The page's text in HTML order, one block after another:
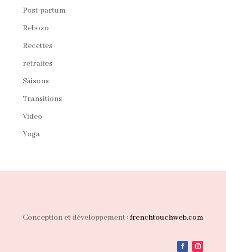
Post-partum
Rebozo
Recettes
retraites
Saisons
Transitions
Video
Yoga
Conception et développement : frenchtouchweb.com